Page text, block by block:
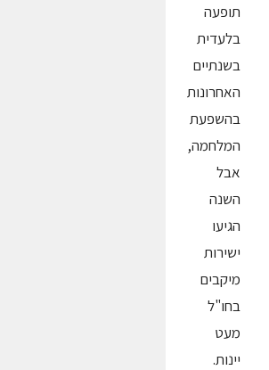
תופעה
בלעדית
בשנתיים
האחרונות
בהשפעת
המלחמה,
אבל
השנה
הגיעו
ישירות
מיקבים
בחו"ל
מעט
יינות.